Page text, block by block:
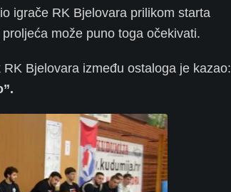
igrače RK Bjelovara prilikom starta
može puno toga očekivati.
Bjelovara između ostaloga je kazao: